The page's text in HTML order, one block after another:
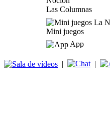
Las Columnas
Mini juegos
App
| |